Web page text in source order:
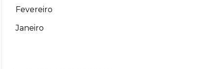
Fevereiro
Janeiro